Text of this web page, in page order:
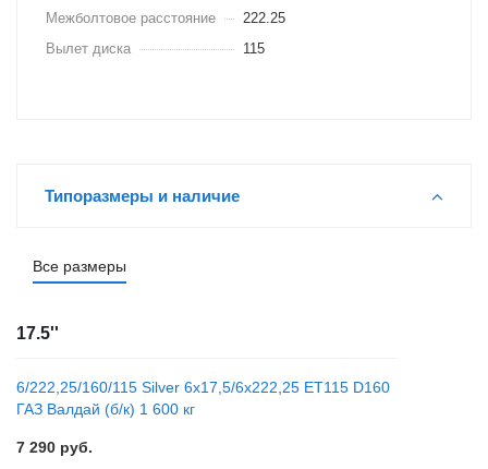
Межболтовое расстояние
222.25
Вылет диска
115
Типоразмеры и наличие
Все размеры
17.5''
6/222,25/160/115 Silver 6x17,5/6x222,25 ET115 D160
ГАЗ Валдай (б/к) 1 600 кг
7 290 руб.